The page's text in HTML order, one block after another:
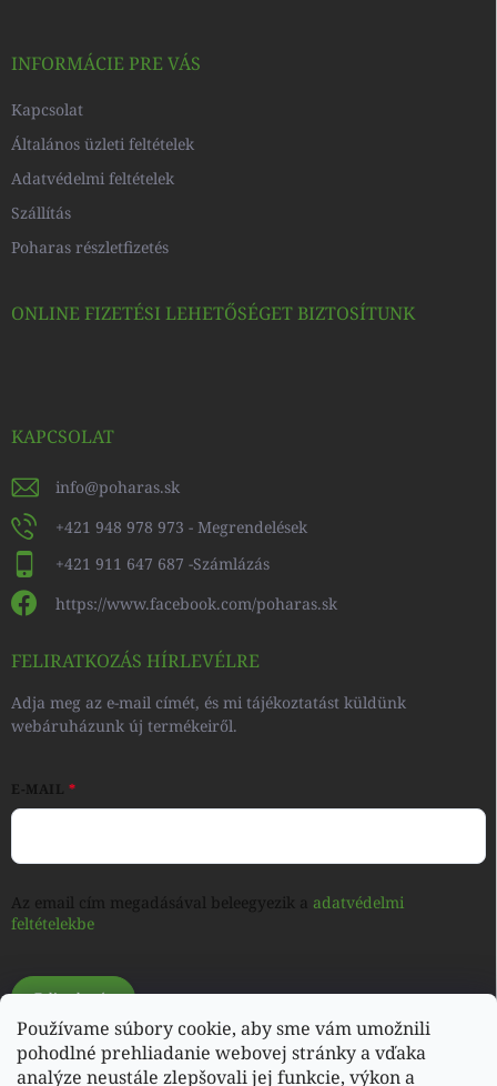
Používame súbory cookie, aby sme vám umožnili
pohodlné prehliadanie webovej stránky a vďaka
analýze neustále zlepšovali jej funkcie, výkon a
INFORMÁCIE PRE VÁS
Kapcsolat
Általános üzleti feltételek
Adatvédelmi feltételek
Szállítás
Poharas részletfizetés
ONLINE FIZETÉSI LEHETŐSÉGET BIZTOSÍTUNK
KAPCSOLAT
info@poharas.sk
+421 948 978 973 - Megrendelések
+421 911 647 687 -Számlázás
https://www.facebook.com/poharas.sk
FELIRATKOZÁS HÍRLEVÉLRE
Adja meg az e-mail címét, és mi tájékoztatást küldünk
webáruházunk új termékeiről.
E-MAIL
Az email cím megadásával beleegyezik a adatvédelmi
feltételekbe
Feliratkozás
Shoptet.sk